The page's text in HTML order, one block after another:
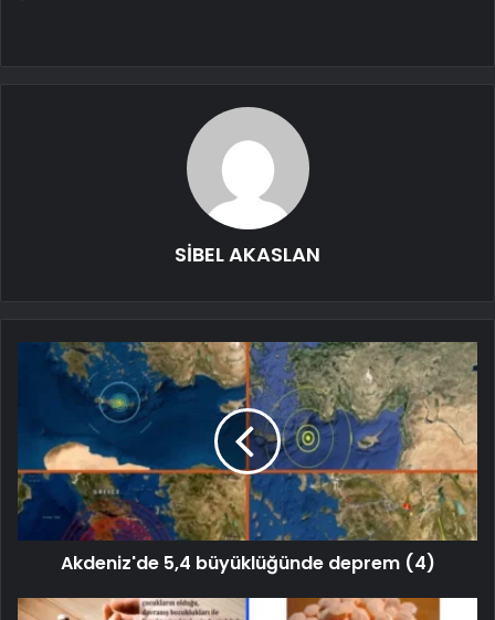
SİBEL AKASLAN
Akdeniz'de 5,4 büyüklüğünde deprem (4)